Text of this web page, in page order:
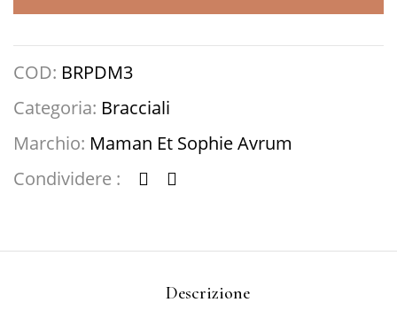
COD: BRPDM3
Categoria: Bracciali
Marchio: Maman Et Sophie Avrum
Condividere :
Descrizione